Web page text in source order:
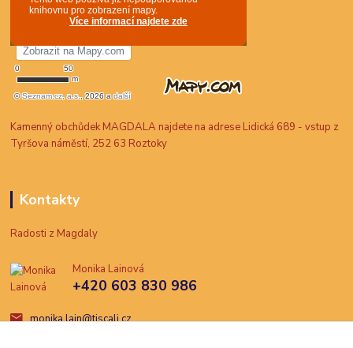
Kamenný obchůdek MAGDALA najdete na adrese Lidická 689 - vstup z
Tyršova náměstí, 252 63 Roztoky
Kontakty
Radosti z Magdaly
Monika Lainová
+420 603 830 986
monika.lain@tiscali.cz